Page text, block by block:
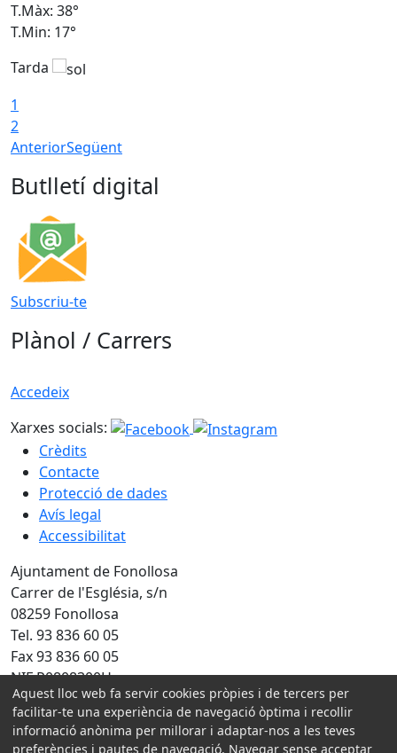
T.Màx: 38°
T.Min: 17°
Tarda
1
2
AnteriorSegüent
Butlletí digital
Subscriu-te
Plànol / Carrers
Accedeix
Xarxes socials:
Crèdits
Contacte
Protecció de dades
Avís legal
Accessibilitat
Ajuntament de Fonollosa
Carrer de l'Església, s/n
08259 Fonollosa
Tel. 93 836 60 05
Fax 93 836 60 05
NIF P0808300H
Amb la col·laboració de:
Aquest lloc web fa servir cookies pròpies i de tercers per
facilitar-te una experiència de navegació òptima i recollir
informació anònima per millorar i adaptar-nos a les teves
preferències i pautes de navegació. Navegar sense acceptar